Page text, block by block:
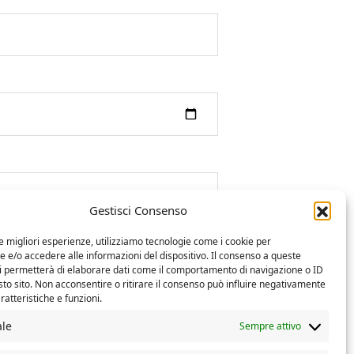
Gestisci Consenso
migliori esperienze, utilizziamo tecnologie come i cookie per
e/o accedere alle informazioni del dispositivo. Il consenso a queste
permetterà di elaborare dati come il comportamento di navigazione o ID
sito. Non acconsentire o ritirare il consenso può influire negativamente
e funzioni.
Sempre attivo